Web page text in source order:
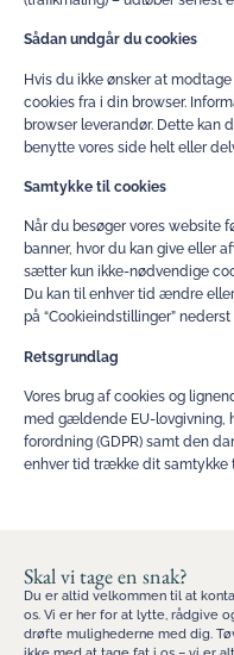
Sådan undgår du cookies
Hvis du ikke ønsker at
cookies fra i din browser.
browser leverandør. Dette kan
benytte vores side helt eller
Samtykke til cookies
Når du besøger vores website
banner, hvor du kan give eller
sætter kun ikke-nødvendige
Du kan til enhver tid ændre
på “Cookieindstillinger”
Retsgrundlag
Vores brug af cookies og
med gældende EU-lovgivning,
forordning (GDPR) samt den
enhver tid trække dit samtykke
Skal vi tage en snak?
Du er altid velkommen til at
os. Vi er her for at lytte, rådgive
drøfte mulighederne med dig.